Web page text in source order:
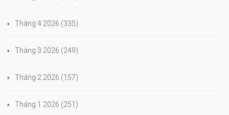
Tháng 4 2026 (335)
Tháng 3 2026 (249)
Tháng 2 2026 (157)
Tháng 1 2026 (251)